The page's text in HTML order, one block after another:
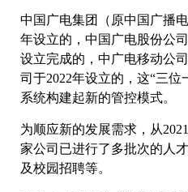
中国广电集团（原中国广播
年设立的，中国广电股份公
设立完成的，中广电移动公
司于2022年设立的，这“三
系统构建起新的管控模式。
为顺应新的发展需求，从
家公司已进行了多批次的人
及校园招聘等。